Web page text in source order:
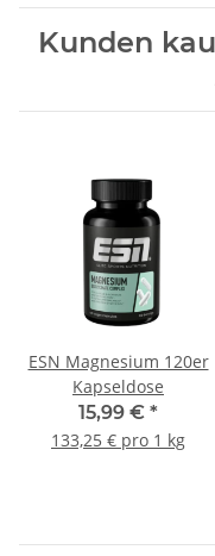
Kunden
ESN Magnesium 120er
Kapseldose
15,99 € *
133,25 € pro 1 kg